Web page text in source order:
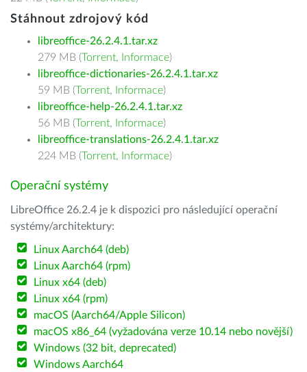
Stáhnout zdrojový kód
libreoffice-26.2.4.1.tar.xz
279 MB (Torrent, Informace)
libreoffice-dictionaries-26.2.4.1.tar.xz
59 MB (Torrent, Informace)
libreoffice-help-26.2.4.1.tar.xz
56 MB (Torrent, Informace)
libreoffice-translations-26.2.4.1.tar.xz
224 MB (Torrent, Informace)
Operační systémy
LibreOffice 26.2.4 je k dispozici pro následující operační
systémy/architektury:
Linux Aarch64 (deb)
Linux Aarch64 (rpm)
Linux x64 (deb)
Linux x64 (rpm)
macOS (Aarch64/Apple Silicon)
macOS x86_64 (vyžadována verze 10.14 nebo novější)
Windows (32 bit, deprecated)
Windows Aarch64